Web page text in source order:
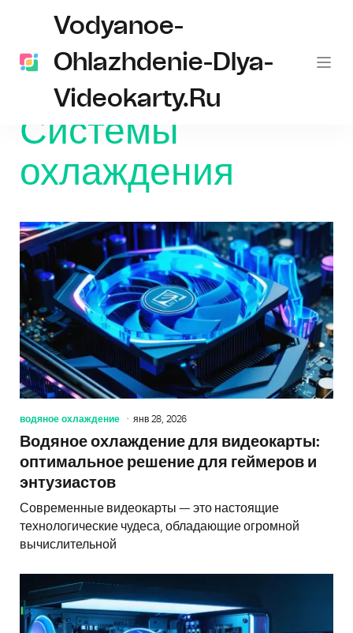
Vodyanoe-
Ohlazhdenie-Dlya-
Videokarty.ru
Главная Системы охлаждения
Системы
охлаждения
водяное охлаждение янв 28, 2026
Водяное охлаждение для видеокарты:
оптимальное решение для геймеров и
энтузиастов
Современные видеокарты — это настоящие
технологические чудеса, обладающие огромной
вычислительной